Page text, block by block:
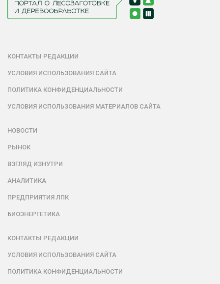
КОНТАКТЫ РЕДАКЦИИ
УСЛОВИЯ ИСПОЛЬЗОВАНИЯ САЙТА
ПОЛИТИКА КОНФИДЕНЦИАЛЬНОСТИ
УСЛОВИЯ ИСПОЛЬЗОВАНИЯ МАТЕРИАЛОВ САЙТА
НОВОСТИ
РЫНОК
ВЗГЛЯД ИЗНУТРИ
АНАЛИТИКА
ПРЕДПРИЯТИЯ ЛПК
БИОЭНЕРГЕТИКА
КОНТАКТЫ РЕДАКЦИИ
УСЛОВИЯ ИСПОЛЬЗОВАНИЯ САЙТА
ПОЛИТИКА КОНФИДЕНЦИАЛЬНОСТИ